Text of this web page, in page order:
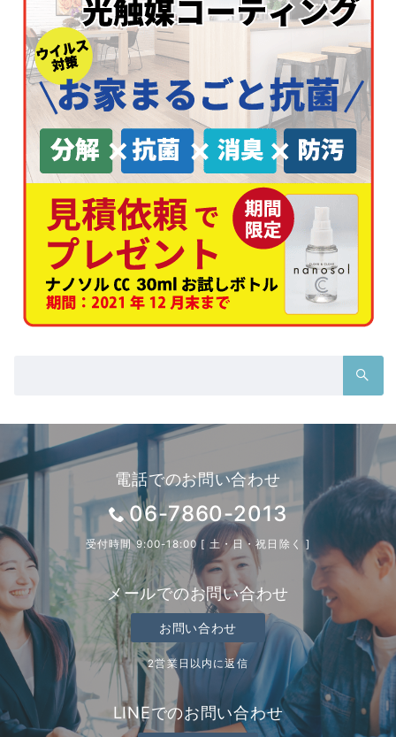
電話でのお問い合わせ
06-7860-2013
受付時間 9:00-18:00 [ 土・日・祝日除く ]
メールでのお問い合わせ
お問い合わせ
2営業日以内に返信
LINEでのお問い合わせ